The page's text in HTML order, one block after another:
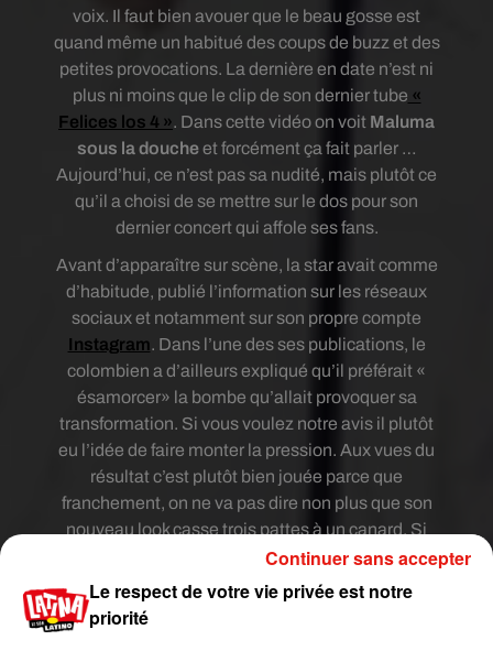
voix. Il faut bien avouer que le beau gosse est
quand même un habitué des coups de buzz et des
petites provocations. La dernière en date n’est ni
plus ni moins que le clip de son dernier tube «
Felices los 4 ». Dans cette vidéo on voit Maluma
sous la doucheet forcément ça fait parler …
Aujourd’hui, ce n’est pas sa nudité, mais plutôt ce
qu’il a choisi de se mettre sur le dos pour son
dernier concert qui affole ses fans.
Avant d’apparaître sur scène, la star avait comme
d’habitude, publié l’information sur les réseaux
sociaux et notamment sur son propre compte
Instagram. Dans l’une des ses publications, le
colombien a d’ailleurs expliqué qu’il préférait «
ésamorcer» la bombe qu’allait provoquer sa
transformation. Si vous voulez notre avis il plutôt
eu l’idée de faire monter la pression. Aux vues du
résultat c’est plutôt bien jouée parce que
franchement, on ne va pas dire non plus que son
nouveau look casse trois pattes à un canard. Si
vous voulez contacter Cristina Cordula pour lui
demander son avis ne vous privez-pas surtout.
Reconnaissons tout de même que dans les
Le respect de votre vie privée est notre
priorité
Continuer sans accepter